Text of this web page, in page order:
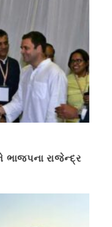
ભાજપના રાજેન્દ્ર